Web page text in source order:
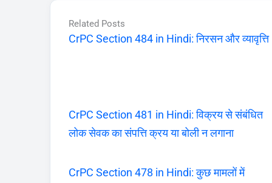
Related Posts
CrPC Section 484 in Hindi: निरसन और व्यावृत्ति
CrPC Section 481 in Hindi: विक्रय से संबंधित
लोक सेवक का संपत्ति क्रय या बोली न लगाना
CrPC Section 478 in Hindi: कुछ मामलों में